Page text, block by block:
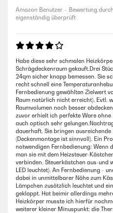
Amazon Benutzer – Bewertung
eigenständig überprüft
Habe diese sehr schmalen
Schrägdeckenraum gekauft.Drei
24qm sicher knapp bemessen. Sie
recht schnell eine
Fernbedienung gewählten Zielwert
Raum natürlich nicht erreicht). Evtl.
Raumvolumen noch besser
zuvor erhielt ich perfekte Ware ohne
auch optisch sehr
dauerhaft. Sie bringen ausreichende
(Deckenmontage ist sinnvoll). Ein
notwendigen Fernbedienung: Wenn
man sie mit dem Heizsteuer-
verbinden. Steuerkästchen aus-und
LED leuchtet). An Fernbedienung -
dabei in unmittelbarer Nähe zum
Lämpchen zusätzlich leuchtet und
geklappt. Hat beimir allerdings
Heizkörper musste ich hierfür
weiterer kleiner Minuspunkt: die